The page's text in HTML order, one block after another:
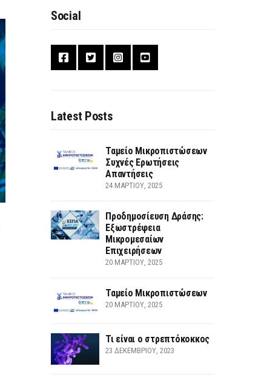
Social
Latest Posts
Ταμείο Μικροπιστώσεων
Συχνές Ερωτήσεις
Απαντήσεις
24 ΜΑΡΤΊΟΥ, 2025
Προδημοσίευση Δράσης:
Εξωστρέφεια
Μικρομεσαίων
Επιχειρήσεων
20 ΜΑΡΤΊΟΥ, 2025
Ταμείο Μικροπιστώσεων
20 ΜΑΡΤΊΟΥ, 2025
Τι είναι ο στρεπτόκοκκος
23 ΔΕΚΕΜΒΡΊΟΥ, 2023